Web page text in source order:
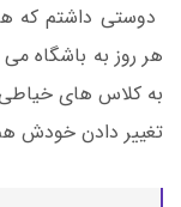
دوستی داشتم که
هر روز به باشگاه
به کلاس های
تغییر دادن خودش